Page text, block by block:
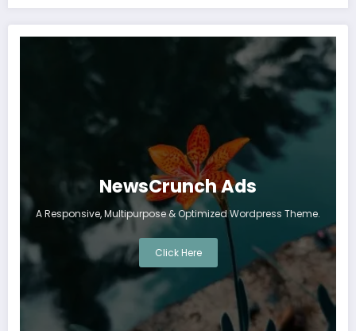
NewsCrunch Ads
A Responsive, Multipurpose & Optimized Wordpress Theme.
Click Here